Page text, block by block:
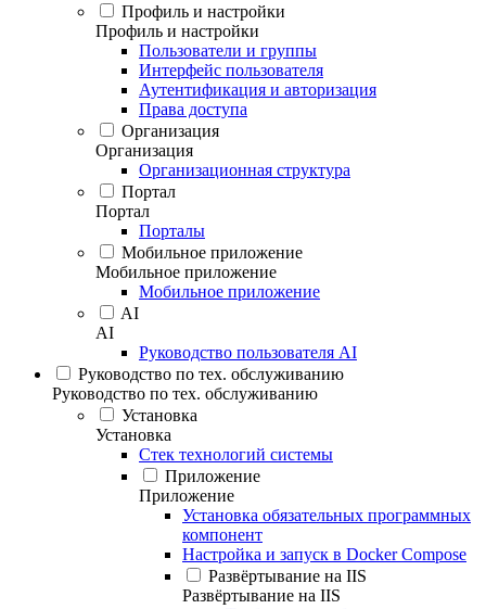
Профиль и настройки
Профиль и настройки
Пользователи и группы
Интерфейс пользователя
Аутентификация и авторизация
Права доступа
Организация
Организация
Организационная структура
Портал
Портал
Порталы
Мобильное приложение
Мобильное приложение
Мобильное приложение
AI
AI
Руководство пользователя AI
Руководство по тех. обслуживанию
Руководство по тех. обслуживанию
Установка
Установка
Стек технологий системы
Приложение
Приложение
Установка обязательных программных
компонент
Настройка и запуск в Docker Compose
Развёртывание на IIS
Развёртывание на IIS